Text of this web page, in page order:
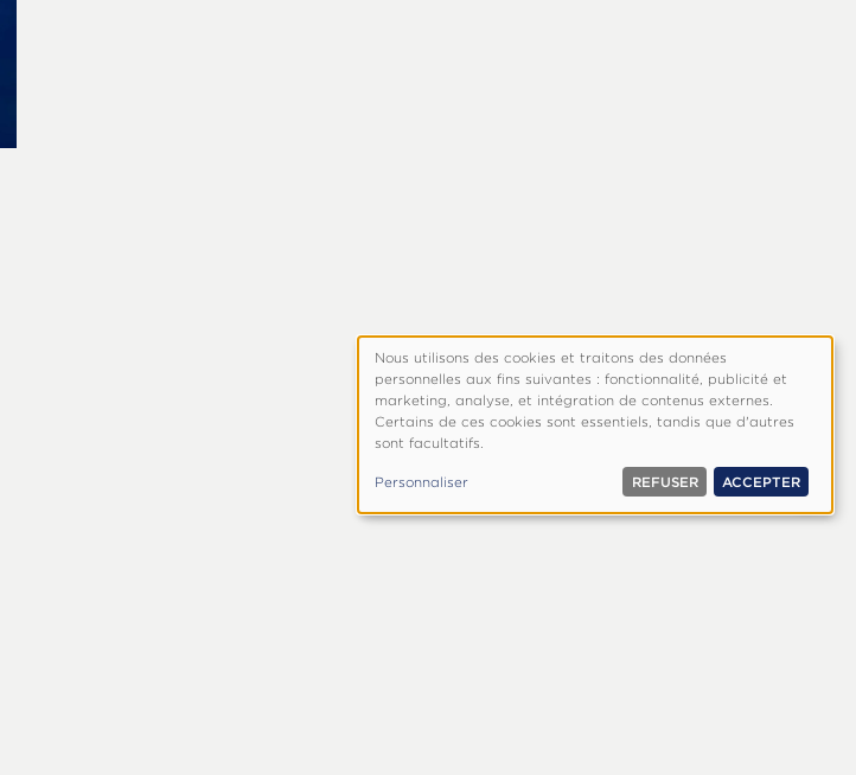
Utilisation
des
données
personnelles
et
Nous utilisons des cookies et traitons des données
personnelles aux fins suivantes : fonctionnalité, publicité et
marketing, analyse, et intégration de contenus externes.
Certains de ces cookies sont essentiels, tandis que d'autres
sont facultatifs.
Personnaliser REFUSER ACCEPTER